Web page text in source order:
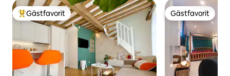
Populär gästfavorit
Gästfavorit Gästfavorit
Gästfavorit